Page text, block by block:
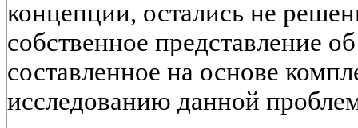
концепции, остались не
собственное представление
составленное на основе
исследованию данной